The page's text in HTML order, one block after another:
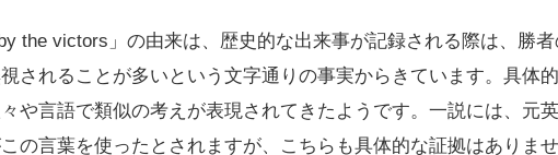
the victors」の由来は、歴史的な出来事が記録される際は、勝
されることが多いという文字通りの事実からきています。具体
や言語で類似の考えが表現されてきたようです。一説には、元
の言葉を使ったとされますが、こちらも具体的な証拠はありませ